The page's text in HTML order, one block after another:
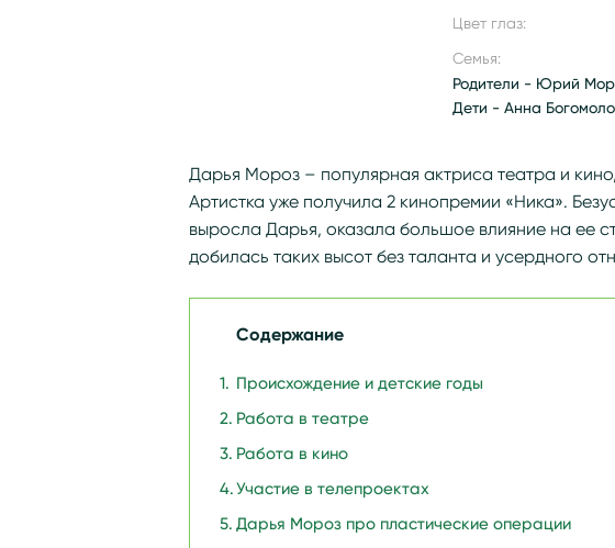
Цвет глаз:
Семья:
Родители - Юрий
Дети - Анна
Дарья Мороз – популярная актриса театра и
Артистка уже получила 2 кинопремии «Ника».
выросла Дарья, оказала большое влияние на ее
добилась таких высот без таланта и усердного
Содержание
Происхождение и детские годы
Работа в театре
Работа в кино
Участие в телепроектах
Дарья Мороз про пластические операции